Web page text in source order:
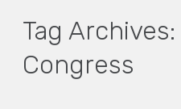
Tag Archives:
Congress